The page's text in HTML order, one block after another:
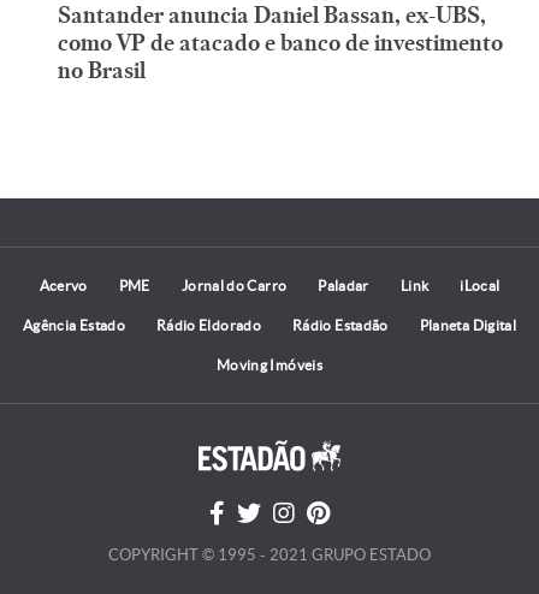
Santander anuncia Daniel Bassan, ex-UBS,
como VP de atacado e banco de investimento
no Brasil
Acervo PME Jornal do Carro Paladar Link iLocal
Agência Estado Rádio Eldorado Rádio Estadão Planeta Digital
Moving Imóveis
COPYRIGHT © 1995 - 2021 GRUPO ESTADO